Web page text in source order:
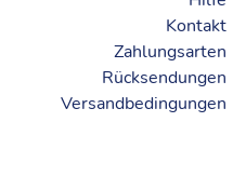
Kontakt
Zahlungsarten
Rücksendungen
Versandbedingungen